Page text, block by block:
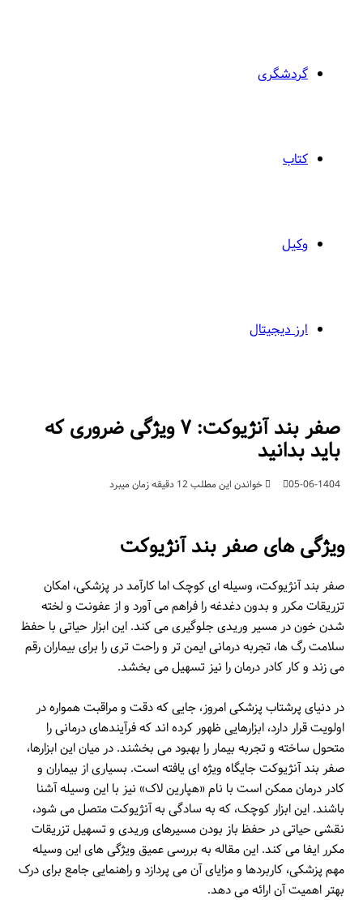
گردشگری
کتاب
وکیل
ارز دیجیتال
صفر بند آنژیوکت: ۷ ویژگی ضروری که
باید بدانید
05-06-1404 خواندن این مطلب 12 دقیقه زمان میبرد
ویژگی های صفر بند آنژیوکت
صفر بند آنژیوکت، وسیله ای کوچک اما کارآمد در پزشکی، امکان
تزریقات مکرر و بدون دغدغه را فراهم می آورد و از عفونت و لخته
شدن خون در مسیر وریدی جلوگیری می کند. این ابزار حیاتی با حفظ
سلامت رگ ها، تجربه درمانی ایمن تر و راحت تری را برای بیماران رقم
می زند و کار کادر درمان را نیز تسهیل می بخشد.
در دنیای پرشتاب پزشکی امروز، جایی که دقت و مراقبت همواره در
اولویت قرار دارد، ابزارهایی ظهور کرده اند که فرآیندهای درمانی را
متحول ساخته و تجربه بیمار را بهبود می بخشند. در میان این ابزارها،
صفر بند آنژیوکت جایگاه ویژه ای یافته است. بسیاری از بیماران و
کادر درمان ممکن است با نام «هپارین لاک» نیز با این وسیله آشنا
باشند. این ابزار کوچک، که به سادگی به آنژیوکت متصل می شود،
نقشی حیاتی در حفظ باز بودن مسیرهای وریدی و تسهیل تزریقات
مکرر ایفا می کند. این مقاله به بررسی عمیق ویژگی های این وسیله
مهم پزشکی، کاربردها و مزایای آن می پردازد و راهنمایی جامع برای درک
بهتر اهمیت آن ارائه می دهد.